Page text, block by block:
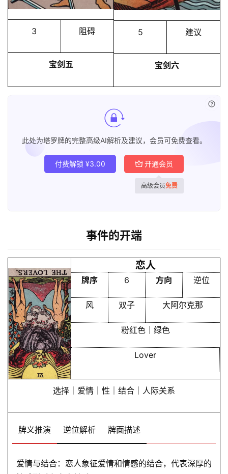
3 阻碍
宝剑五
5 建议
宝剑六
此处为塔罗牌的完整高级AI解析及建议，会员可免费查看。
付费解锁 ¥3.00 开通会员
高级会员免费
事件的开端
恋人
牌序 6 方向 逆位
风 双子 大阿尔克那
粉红色｜绿色
Lover
选择｜爱情｜性｜结合｜人际关系
牌义推演 逆位解析 牌面描述
爱情与结合：恋人象征爱情和情感的结合，代表深厚的